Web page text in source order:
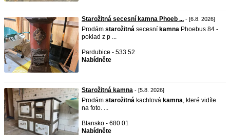
Starožitná secesní kamna Phoeb ... - [6.8. 2026]
Prodám starožitná secesní kamna Phoebus 84 -
poklad z p ...
Pardubice - 533 52
Nabídněte
Starožitná kamna - [5.8. 2026]
Prodám starožitná kachlová kamna, které vidíte
na foto. ...
Blansko - 680 01
Nabídněte